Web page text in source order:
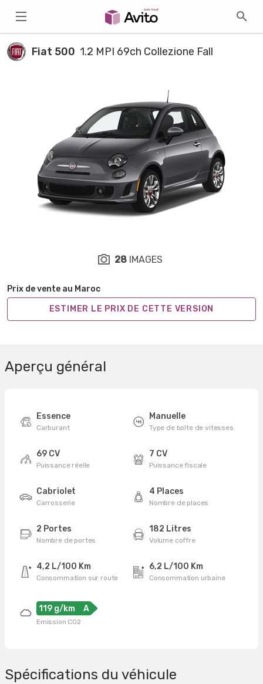
Fiat 500 1.2 MPI 69ch Collezione Fall
Prix de vente au Maroc
ESTIMER LE PRIX DE CETTE VERSION
28 IMAGES
Aperçu général
Essence
Carburant
Manuelle
Type de boîte de vitesses
69 CV
Puissance réelle
7 CV
Puissance fiscale
Cabriolet
Carrosserie
4 Places
Nombre de places
2 Portes
Nombre de portes
182 Litres
Volume coffre
4,2 L/100 Km
Consommation sur route
6,2 L/100 Km
Consommation urbaine
119 g/km A
Emission CO2
Spécifications du véhicule